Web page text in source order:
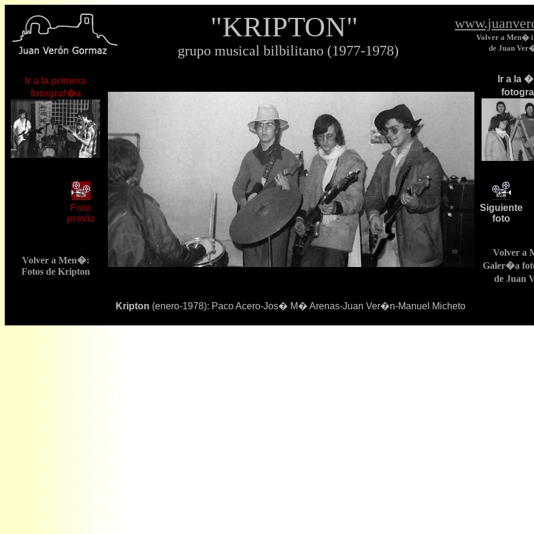
"KRIPTON"
grupo musical bilbilitano (1977-1978)
Volver a Men�
de Juan
Ir a la primera
fotograf�a
Ir a la
Foto
previa
Siguiente
foto
Volver a Men�:
Fotos de Kripton
Volver a
Galer�a
de Juan
Kripton (enero-1978): Paco Acero-Jos� M� Arenas-Juan Ver�n-Manuel Micheto